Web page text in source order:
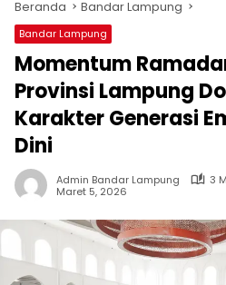
komunikasi
usaha
(beriklan),
fokus
pada
nasional
maupun
bernuansa
lokal
dan
dinamis,
memiliki
kisaran
Beranda Bandar Lampung
Bandar Lampung
Momentum
Provinsi Lampung
Karakter Generasi
Dini
Admin Bandar Lampung
3
Maret 5, 2026